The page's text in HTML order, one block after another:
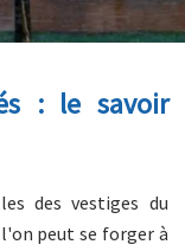
: le savoir
des vestiges du
peut se forger à